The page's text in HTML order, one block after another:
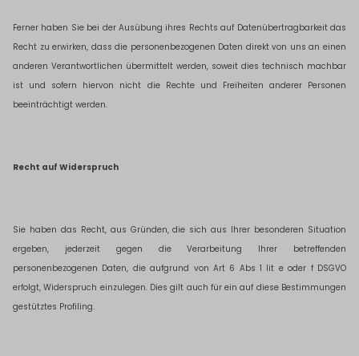
Ferner haben Sie bei der Ausübung ihres Rechts auf Datenübertragbarkeit das
Recht zu erwirken, dass die personenbezogenen Daten direkt von uns an einen
anderen Verantwortlichen übermittelt werden, soweit dies technisch machbar
ist und sofern hiervon nicht die Rechte und Freiheiten anderer Personen
beeinträchtigt werden.
Recht auf Widerspruch
Sie haben das Recht, aus Gründen, die sich aus Ihrer besonderen Situation
ergeben, jederzeit gegen die Verarbeitung Ihrer betreffenden
personenbezogenen Daten, die aufgrund von Art 6 Abs 1 lit e oder f DSGVO
erfolgt, Widerspruch einzulegen. Dies gilt auch für ein auf diese Bestimmungen
gestütztes Profiling.